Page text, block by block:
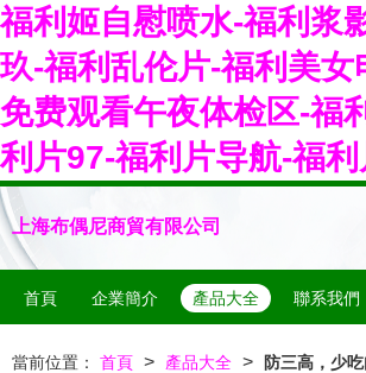
福利姬自慰喷水-福利浆
玖-福利乱伦片-福利美女
免费观看午夜体检区-福
利片97-福利片导航-福
上海布偶尼商貿有限公司
首頁 企業簡介 產品大全 聯系我們
當前位置： 首頁 > 產品大全 >
防三高，少